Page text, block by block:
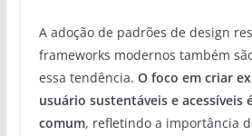
A adoção de padrões de design
frameworks modernos também
essa tendência. O foco em criar
usuário sustentáveis e acessíveis
comum, refletindo a importância